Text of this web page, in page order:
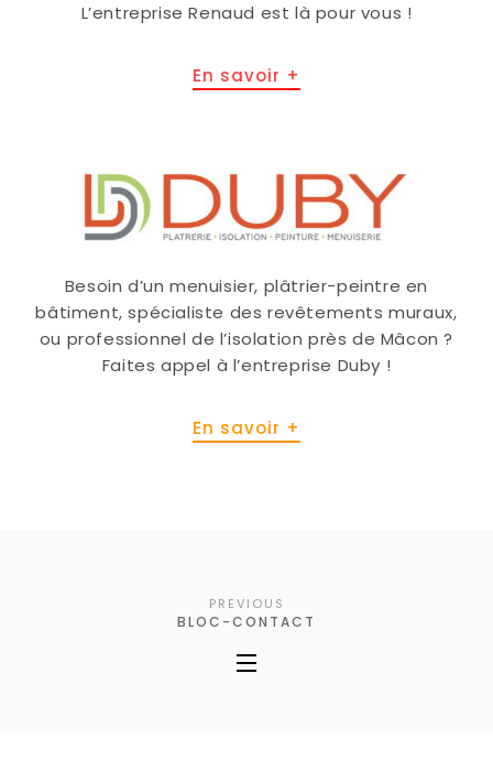
L’entreprise Renaud est là pour vous !
En savoir +
Besoin d’un menuisier, plâtrier-peintre en
bâtiment, spécialiste des revêtements muraux,
ou professionnel de l’isolation près de Mâcon ?
Faites appel à l’entreprise Duby !
En savoir +
PREVIOUS
BLOC-CONTACT